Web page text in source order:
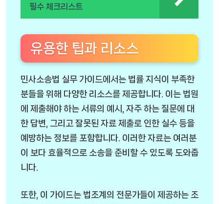
필수 체크리스트
유용한 팁과 리소스
민사소송법 실무 가이드에서는 법률 지식이 부족한
분들을 위해 다양한 리소스를 제공합니다. 이는 법원
에 제출해야 하는 서류의 예시, 자주 하는 질문에 대
한 답변, 그리고 잘못된 자료 제출로 인한 실수 등을
예방하는 정보를 포함합니다. 이러한 자료는 여러분
이 보다 효율적으로 소송을 준비할 수 있도록 도와줍
니다.
또한, 이 가이드는 법조계의 전문가들이 제공하는 조